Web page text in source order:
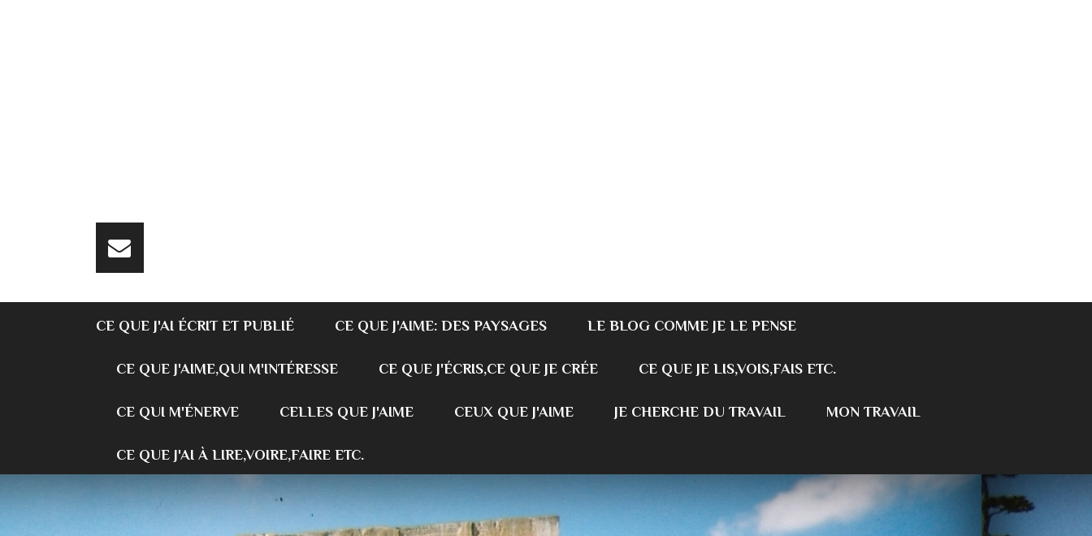
CE QUE J'AI ÉCRIT ET PUBLIÉ CE QUE J'AIME: DES PAYSAGES LE BLOG COMME JE LE PENSE
CE QUE J'AIME,QUI M'INTÉRESSE CE QUE J'ÉCRIS,CE QUE JE CRÉE CE QUE JE LIS,VOIS,FAIS ETC.
CE QUI M'ÉNERVE CELLES QUE J'AIME CEUX QUE J'AIME JE CHERCHE DU TRAVAIL MON TRAVAIL
CE QUE J'AI À LIRE,VOIRE,FAIRE ETC.